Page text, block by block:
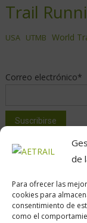
de
Para ofrecer las
cookies para
consentimiento de
como el
Trail
USA UTMB World
Correo electrónico*